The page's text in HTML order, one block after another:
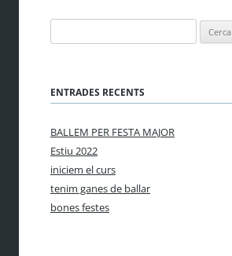
ENTRADES RECENTS
BALLEM PER FESTA MAJOR
Estiu 2022
iniciem el curs
tenim ganes de ballar
bones festes